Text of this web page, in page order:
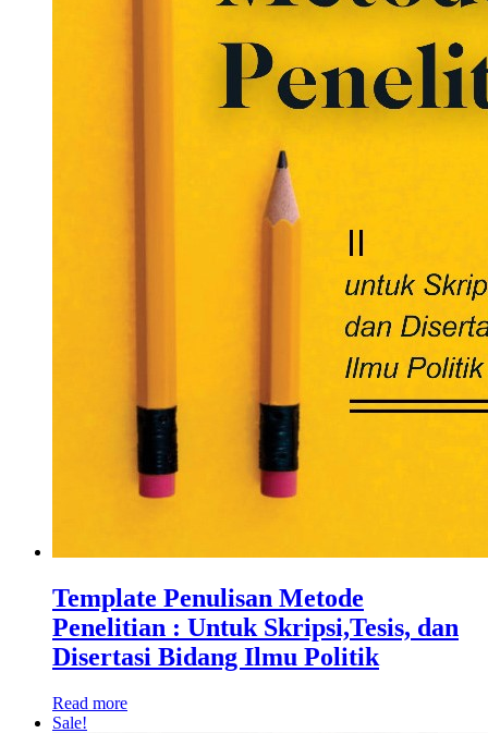
Template Penulisan Metode
Penelitian : Untuk Skripsi,Tesis, dan
Disertasi Bidang Ilmu Politik
Read more
Sale!